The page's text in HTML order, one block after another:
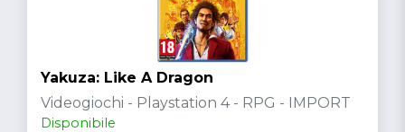
Yakuza: Like A Dragon
Videogiochi - Playstation 4 - RPG - IMPORT
Disponibile